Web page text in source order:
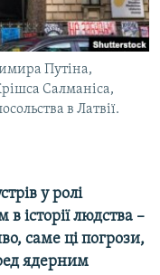
Путіна,
Салманіса,
в Латвії.
у ролі
в історії людства –
саме ці погрози,
ядерним